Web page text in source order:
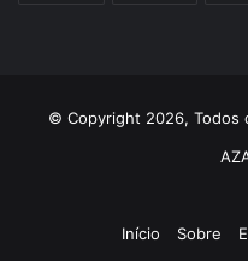
© Copyright 2026, Todos
Início Sobre